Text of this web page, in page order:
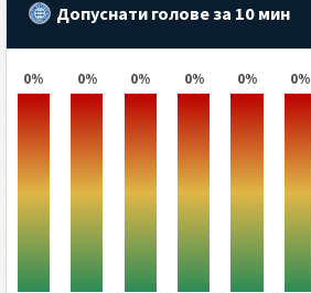
Допуснати голове за 10 мин
0% 0% 0% 0% 0% 0%